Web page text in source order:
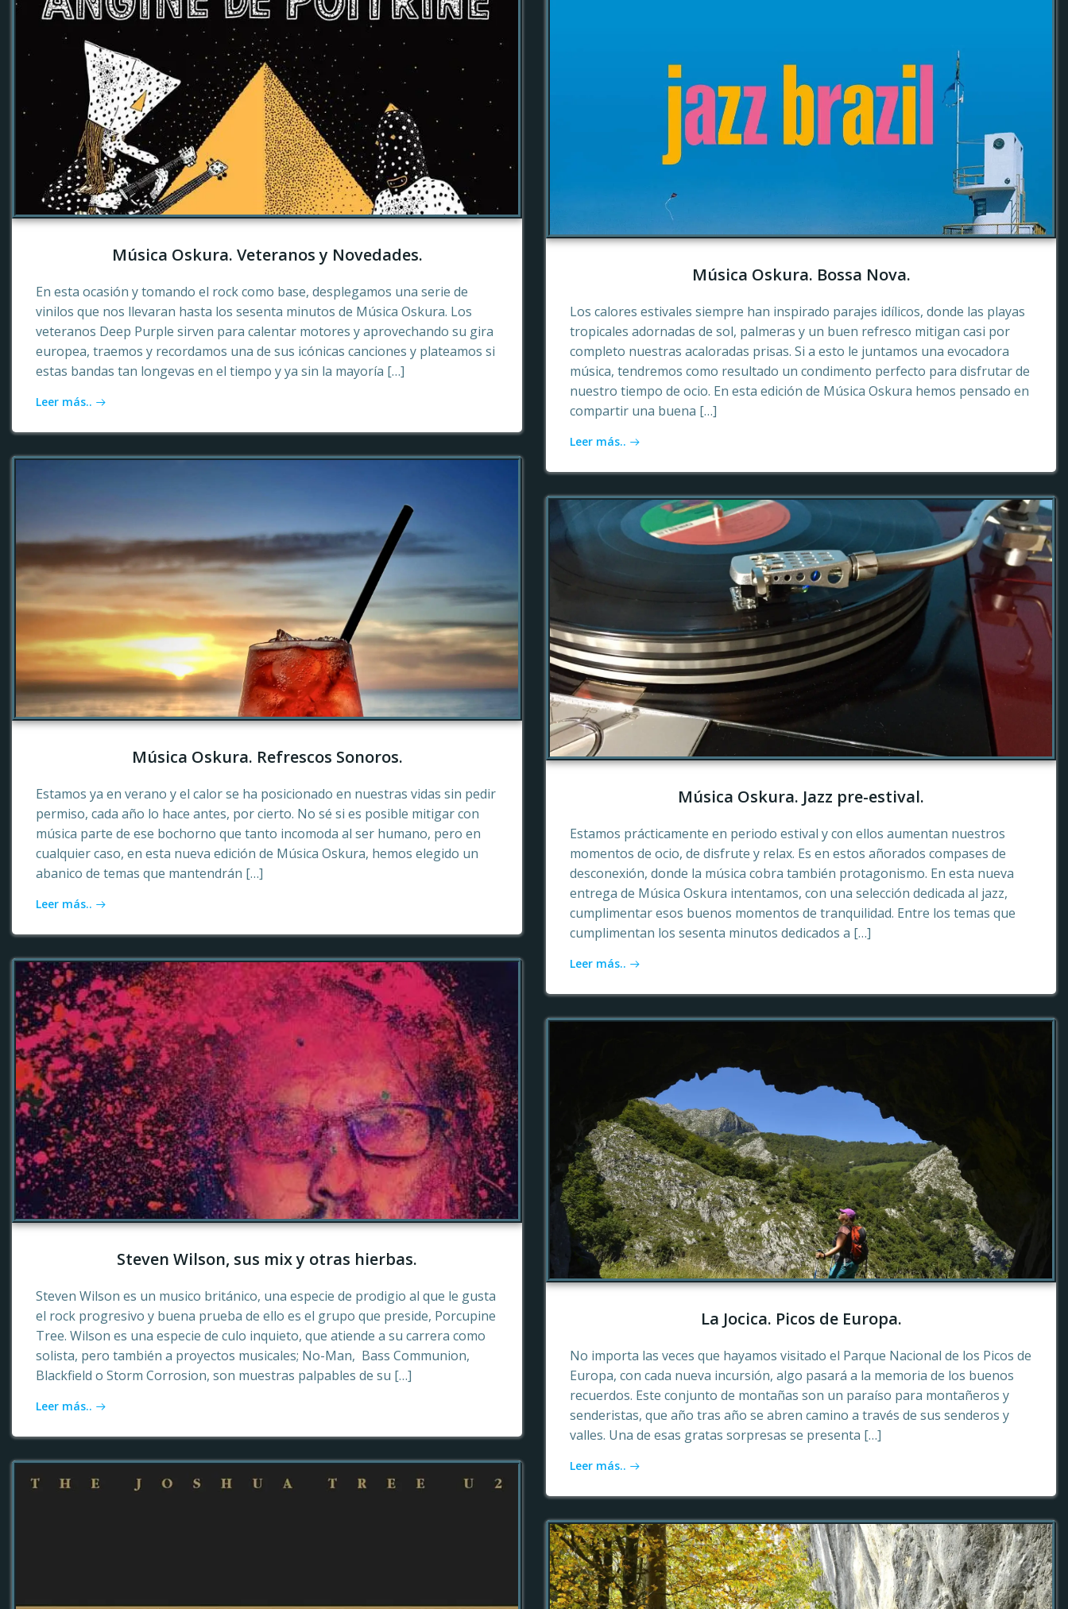
Música Oskura. Veteranos y Novedades.
En esta ocasión y tomando el rock como base, desplegamos una serie de
vinilos que nos llevaran hasta los sesenta minutos de Música Oskura. Los
veteranos Deep Purple sirven para calentar motores y aprovechando su gira
europea, traemos y recordamos una de sus icónicas canciones y plateamos si
estas bandas tan longevas en el tiempo y ya sin la mayoría […]
Leer más..
Música Oskura. Bossa Nova.
Los calores estivales siempre han inspirado parajes idílicos, donde las playas
tropicales adornadas de sol, palmeras y un buen refresco mitigan casi por
completo nuestras acaloradas prisas. Si a esto le juntamos una evocadora
música, tendremos como resultado un condimento perfecto para disfrutar de
nuestro tiempo de ocio. En esta edición de Música Oskura hemos pensado en
compartir una buena […]
Leer más..
Música Oskura. Refrescos Sonoros.
Estamos ya en verano y el calor se ha posicionado en nuestras vidas sin pedir
permiso, cada año lo hace antes, por cierto. No sé si es posible mitigar con
música parte de ese bochorno que tanto incomoda al ser humano, pero en
cualquier caso, en esta nueva edición de Música Oskura, hemos elegido un
abanico de temas que mantendrán […]
Leer más..
Música Oskura. Jazz pre-estival.
Estamos prácticamente en periodo estival y con ellos aumentan nuestros
momentos de ocio, de disfrute y relax. Es en estos añorados compases de
desconexión, donde la música cobra también protagonismo. En esta nueva
entrega de Música Oskura intentamos, con una selección dedicada al jazz,
cumplimentar esos buenos momentos de tranquilidad. Entre los temas que
cumplimentan los sesenta minutos dedicados a […]
Leer más..
Steven Wilson, sus mix y otras hierbas.
Steven Wilson es un musico británico, una especie de prodigio al que le gusta
el rock progresivo y buena prueba de ello es el grupo que preside, Porcupine
Tree. Wilson es una especie de culo inquieto, que atiende a su carrera como
solista, pero también a proyectos musicales; No-Man, Bass Communion,
Blackfield o Storm Corrosion, son muestras palpables de su […]
Leer más..
La Jocica. Picos de Europa.
No importa las veces que hayamos visitado el Parque Nacional de los Picos de
Europa, con cada nueva incursión, algo pasará a la memoria de los buenos
recuerdos. Este conjunto de montañas son un paraíso para montañeros y
senderistas, que año tras año se abren camino a través de sus senderos y
valles. Una de esas gratas sorpresas se presenta […]
Leer más..